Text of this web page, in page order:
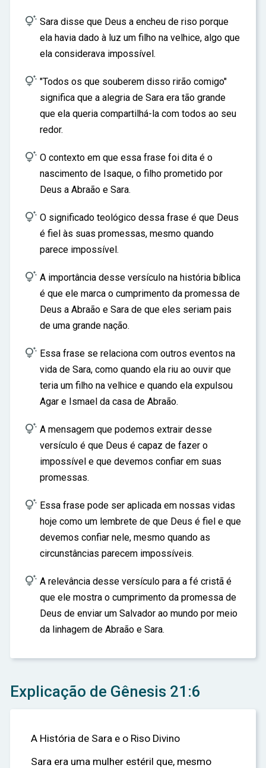
 Sara disse que Deus a encheu de riso porque
ela havia dado à luz um filho na velhice, algo que
ela considerava impossível.
 "Todos os que souberem disso rirão comigo"
significa que a alegria de Sara era tão grande
que ela queria compartilhá-la com todos ao seu
redor.
 O contexto em que essa frase foi dita é o
nascimento de Isaque, o filho prometido por
Deus a Abraão e Sara.
 O significado teológico dessa frase é que Deus
é fiel às suas promessas, mesmo quando
parece impossível.
 A importância desse versículo na história bíblica
é que ele marca o cumprimento da promessa de
Deus a Abraão e Sara de que eles seriam pais
de uma grande nação.
 Essa frase se relaciona com outros eventos na
vida de Sara, como quando ela riu ao ouvir que
teria um filho na velhice e quando ela expulsou
Agar e Ismael da casa de Abraão.
 A mensagem que podemos extrair desse
versículo é que Deus é capaz de fazer o
impossível e que devemos confiar em suas
promessas.
 Essa frase pode ser aplicada em nossas vidas
hoje como um lembrete de que Deus é fiel e que
devemos confiar nele, mesmo quando as
circunstâncias parecem impossíveis.
 A relevância desse versículo para a fé cristã é
que ele mostra o cumprimento da promessa de
Deus de enviar um Salvador ao mundo por meio
da linhagem de Abraão e Sara.
Explicação de Gênesis 21:6
A História de Sara e o Riso Divino
Sara era uma mulher estéril que, mesmo